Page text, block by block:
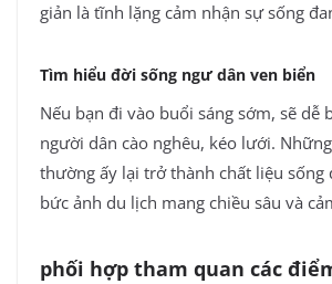
giản là tĩnh lặng cảm nhận sự sống
Tìm hiểu đời sống ngư dân ven biển
Nếu bạn đi vào buổi sáng sớm, sẽ dễ
người dân cào nghêu, kéo lưới.
thường ấy lại trở thành chất liệu sống
bức ảnh du lịch mang chiều sâu và
phối hợp tham quan các